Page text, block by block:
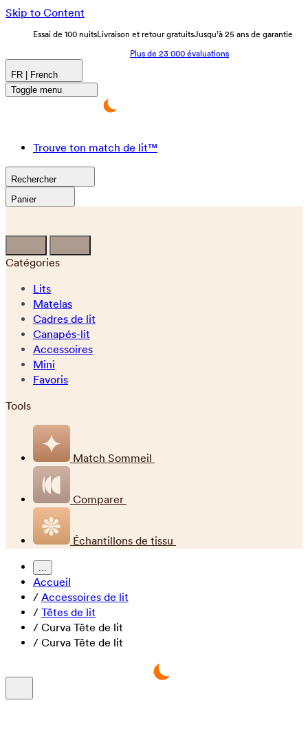
Skip to Content
Essai de 100 nuitsLivraison et retour gratuitsJusqu’à 25 ans de garantie
Plus de 23 000 évaluations
FR | French
Toggle menu
Trouve ton match de lit™
Rechercher
Panier
Catégories
Lits
Matelas
Cadres de lit
Canapés-lit
Accessoires
Mini
Favoris
Tools
Match Sommeil
Comparer
Échantillons de tissu
...
Accueil
/ Accessoires de lit
/ Têtes de lit
/ Curva Tête de lit
/ Curva Tête de lit